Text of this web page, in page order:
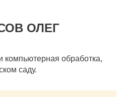
ОЛЕГ
обработка,
саду.